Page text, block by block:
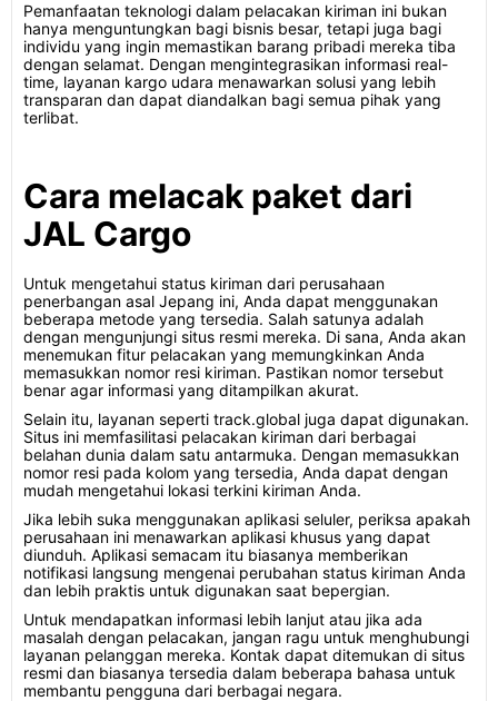
Pemanfaatan teknologi dalam pelacakan kiriman ini bukan
hanya menguntungkan bagi bisnis besar, tetapi juga bagi
individu yang ingin memastikan barang pribadi mereka tiba
dengan selamat. Dengan mengintegrasikan informasi real-
time, layanan kargo udara menawarkan solusi yang lebih
transparan dan dapat diandalkan bagi semua pihak yang
terlibat.
Cara melacak paket dari
JAL Cargo
Untuk mengetahui status kiriman dari perusahaan
penerbangan asal Jepang ini, Anda dapat menggunakan
beberapa metode yang tersedia. Salah satunya adalah
dengan mengunjungi situs resmi mereka. Di sana, Anda akan
menemukan fitur pelacakan yang memungkinkan Anda
memasukkan nomor resi kiriman. Pastikan nomor tersebut
benar agar informasi yang ditampilkan akurat.
Selain itu, layanan seperti track.global juga dapat digunakan.
Situs ini memfasilitasi pelacakan kiriman dari berbagai
belahan dunia dalam satu antarmuka. Dengan memasukkan
nomor resi pada kolom yang tersedia, Anda dapat dengan
mudah mengetahui lokasi terkini kiriman Anda.
Jika lebih suka menggunakan aplikasi seluler, periksa apakah
perusahaan ini menawarkan aplikasi khusus yang dapat
diunduh. Aplikasi semacam itu biasanya memberikan
notifikasi langsung mengenai perubahan status kiriman Anda
dan lebih praktis untuk digunakan saat bepergian.
Untuk mendapatkan informasi lebih lanjut atau jika ada
masalah dengan pelacakan, jangan ragu untuk menghubungi
layanan pelanggan mereka. Kontak dapat ditemukan di situs
resmi dan biasanya tersedia dalam beberapa bahasa untuk
membantu pengguna dari berbagai negara.